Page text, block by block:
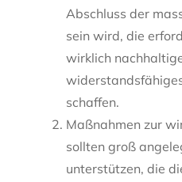
Abschluss der
sein wird, die
wirklich
schaffen.
Maßnahmen zur
sollten groß
unterstützen, die